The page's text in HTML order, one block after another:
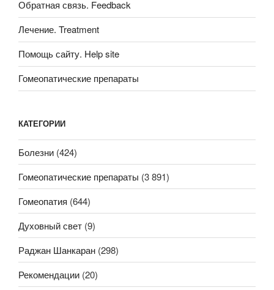
Обратная связь. Feedback
Лечение. Treatment
Помощь сайту. Help site
Гомеопатические препараты
КАТЕГОРИИ
Болезни (424)
Гомеопатические препараты (3 891)
Гомеопатия (644)
Духовный свет (9)
Раджан Шанкаран (298)
Рекомендации (20)